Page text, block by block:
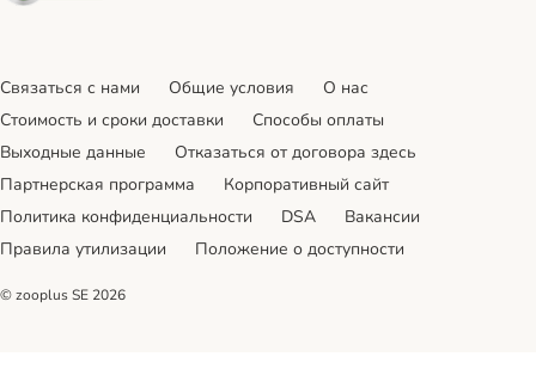
Связаться с нами Общие условия
О нас
Стоимость и сроки доставки
Cпособы оплаты
Выходные данные
Отказаться от договора здесь
Партнерская программа
Корпоративный сайт
Политика конфиденциальности
DSA
Вакансии
Правила утилизации
Положение о доступности
© zooplus SE 2026